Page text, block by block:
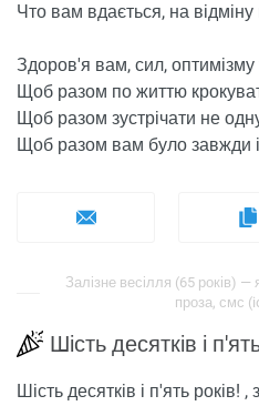
Что вам вдається, на відміну
Здоров'я вам, сил, оптимізму
Щоб разом по життю
Щоб разом зустрічати не
Щоб разом вам було завжди і
Залізне весілля (65 років) —
проза, смс
Шість десятків і
Шість десятків і п'ять років! ,